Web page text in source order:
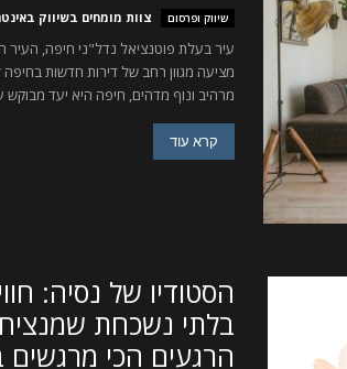
שיווק ופרסום צוות מומחים בשיווק
עיר בעלת פוטנציאל נדל"ני חיפה, העיר
מציעה מגוון רחב של דירות חדשות בחיפה
מרהיב ונוף מדהים, חיפה היא יעד מבוקש
קרא עוד
הסטודיו של נסיה:
בלתי נשכחת
הרגעים הכי מרגשים